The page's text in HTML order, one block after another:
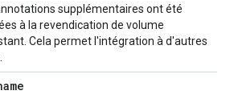
supplémentaires ont été
à la revendication de volume
Cela permet l'intégration à d'autres